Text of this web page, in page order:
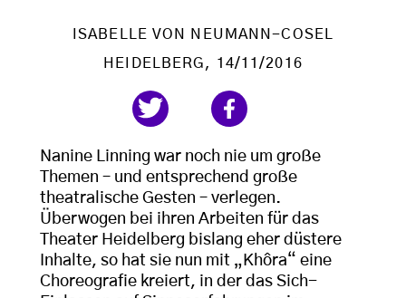
ISABELLE VON NEUMANN-COSEL
HEIDELBERG, 14/11/2016
Nanine Linning war noch nie um große
Themen – und entsprechend große
theatralische Gesten – verlegen.
Überwogen bei ihren Arbeiten für das
Theater Heidelberg bislang eher düstere
Inhalte, so hat sie nun mit „Khôra“ eine
Choreografie kreiert, in der das Sich-